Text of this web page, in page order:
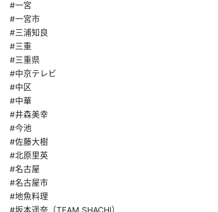
#一宮
#一宮市
#三浦知良
#三重
#三重県
#中京テレビ
#中区
#中華
#井森美幸
#今池
#佐藤大樹
#北原里英
#名古屋
#名古屋市
#地魚料理